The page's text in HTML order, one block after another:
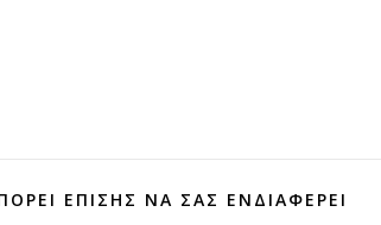
ΕΠΊΣΗΣ ΝΑ ΣΑΣ ΕΝΔΙΑΦΈΡΕΙ